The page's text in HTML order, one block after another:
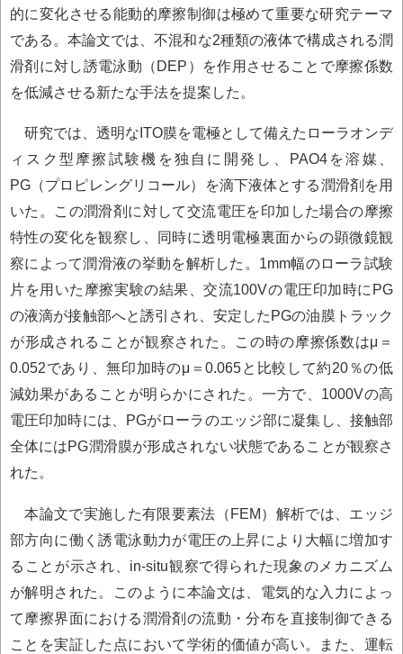
的に変化させる能動的摩擦制御は極めて重要な研究テーマ
である。本論文では、不混和な2種類の液体で構成される潤
滑剤に対し誘電泳動（DEP）を作用させることで摩擦係数
を低減させる新たな手法を提案した。
研究では、透明なITO膜を電極として備えたローラオンデ
ィスク型摩擦試験機を独自に開発し、PAO4を溶媒、
PG（プロピレングリコール）を滴下液体とする潤滑剤を用
いた。この潤滑剤に対して交流電圧を印加した場合の摩擦
特性の変化を観察し、同時に透明電極裏面からの顕微鏡観
察によって潤滑液の挙動を解析した。1mm幅のローラ試験
片を用いた摩擦実験の結果、交流100Vの電圧印加時にPG
の液滴が接触部へと誘引され、安定したPGの油膜トラック
が形成されることが観察された。この時の摩擦係数はμ＝
0.052であり、無印加時のμ＝0.065と比較して約20％の低
減効果があることが明らかにされた。一方で、1000Vの高
電圧印加時には、PGがローラのエッジ部に凝集し、接触部
全体にはPG潤滑膜が形成されない状態であることが観察さ
れた。
本論文で実施した有限要素法（FEM）解析では、エッジ
部方向に働く誘電泳動力が電圧の上昇により大幅に増加す
ることが示され、in-situ観察で得られた現象のメカニズム
が解明された。このように本論文は、電気的な入力によっ
て摩擦界面における潤滑剤の流動・分布を直接制御できる
ことを実証した点において学術的価値が高い。また、運転